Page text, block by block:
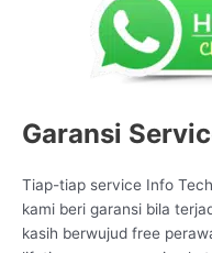
Garansi
Tiap-tiap service Info
kami beri garansi bila
kasih berwujud free